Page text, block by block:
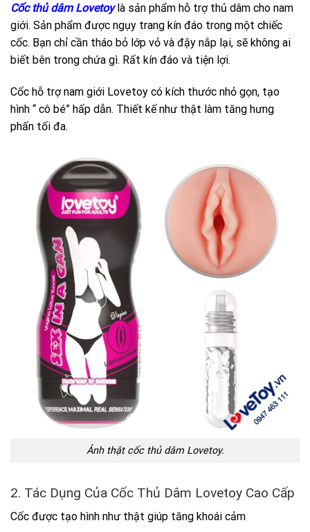
Cốc thủ dâm Lovetoylà sản phẩm hỗ trợ thủ dâm cho nam
giới. Sản phẩm được ngụy trang kín đáo trong một chiếc
cốc. Bạn chỉ cần tháo bỏ lớp vỏ và đậy nắp lại, sẽ không ai
biết bên trong chứa gì. Rất kín đáo và tiện lợi.
Cốc hỗ trợ nam giới Lovetoy có kích thước nhỏ gọn, tạo
hình “ cô bé” hấp dẫn. Thiết kế như thật làm tăng hưng
phấn tối đa.
Ảnh thật cốc thủ dâm Lovetoy.
2. Tác Dụng Của Cốc Thủ Dâm Lovetoy Cao Cấp
Cốc được tạo hình như thật giúp tăng khoái cảm